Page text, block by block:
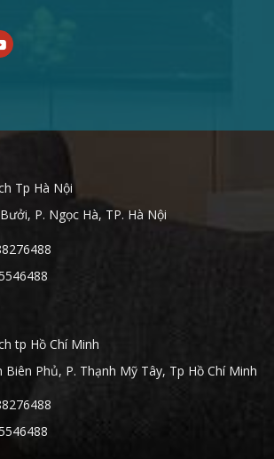
Tp Hà Nội
P. Ngọc Hà, TP. Hà Nội
tp Hồ Chí Minh
Phủ, P. Thạnh Mỹ Tây, Tp Hồ Chí Minh